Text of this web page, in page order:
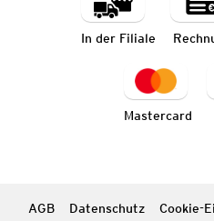
In der Filiale
Mastercard
AGB Datenschutz Cookie-